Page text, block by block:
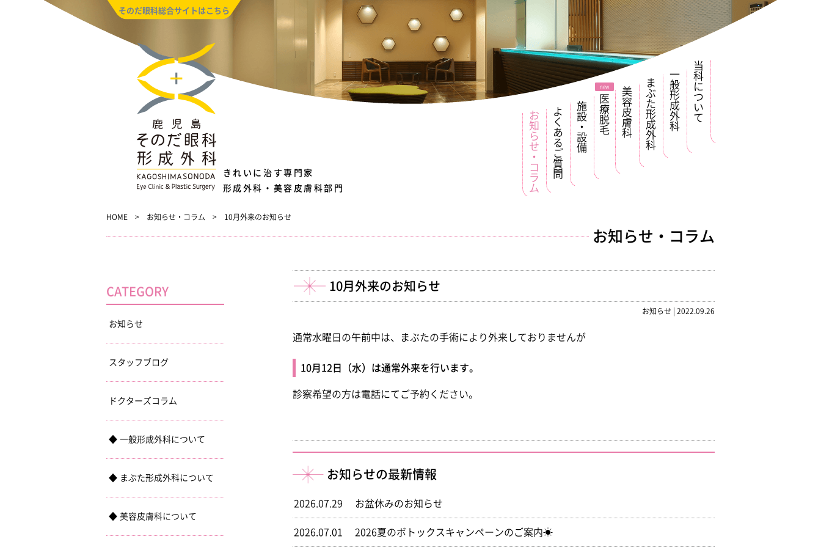
きれいに治す専門家
形成外科・ 美容皮膚科部門
そのだ眼科総合サイトはこちら
当科について
一般形成外科
まぶた形成外科
美容皮膚科
医療脱毛
施設・設備
よくあるご質問
お知らせ・コラム
お知らせ・コラム
HOME お知らせ・コラム 10月外来のお知らせ
10月外来のお知らせ
お知らせ |2022.09.26
通常水曜日の午前中は、まぶたの手術により外来しておりませんが
10月12日（水）は通常外来を行います。
診察希望の方は電話にてご予約ください。
お知らせの最新情報
2026.07.29 お盆休みのお知らせ
2026.07.01 2026夏のボトックスキャンペーンのご案内☀
CATEGORY
お知らせ
スタッフブログ
ドクターズコラム
一般形成外科について
まぶた形成外科について
美容皮膚科について